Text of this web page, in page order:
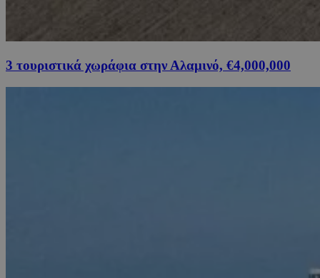
3 τουριστικά χωράφια στην Αλαμινό, €4,000,000